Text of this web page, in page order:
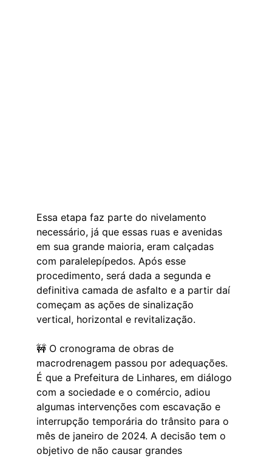
Essa etapa faz parte do nivelamento
necessário, já que essas ruas e avenidas
em sua grande maioria, eram calçadas
com paralelepípedos. Após esse
procedimento, será dada a segunda e
definitiva camada de asfalto e a partir daí
começam as ações de sinalização
vertical, horizontal e revitalização.
🚧 O cronograma de obras de
macrodrenagem passou por adequações.
É que a Prefeitura de Linhares, em diálogo
com a sociedade e o comércio, adiou
algumas intervenções com escavação e
interrupção temporária do trânsito para o
mês de janeiro de 2024. A decisão tem o
objetivo de não causar grandes